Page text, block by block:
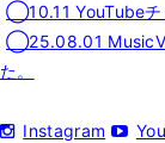
◯10.11 YouTubeチ
◯25.08.01
た。
Instagram